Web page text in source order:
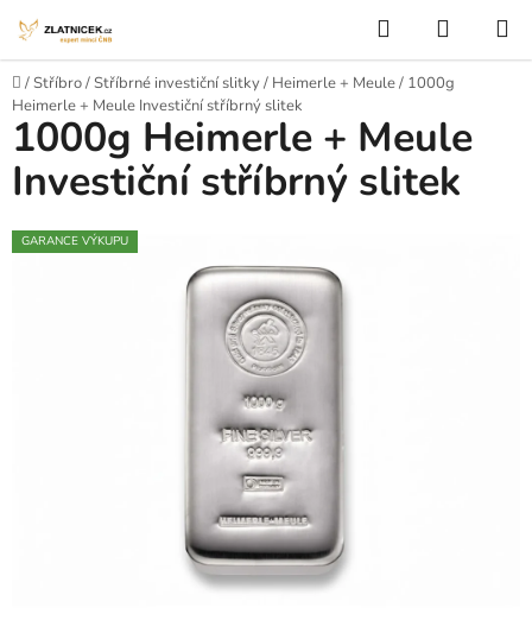
Hledat
Domů
/Stříbro/Stříbrné investiční slitky/ Heimerle + Meule/ 1000g
Heimerle + Meule Investiční stříbrný slitek
1000g Heimerle + Meule
Investiční stříbrný slitek
GARANCE VÝKUPU